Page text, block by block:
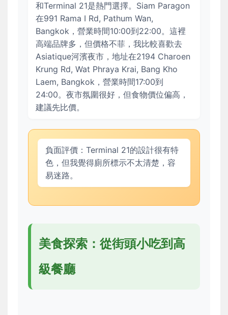
和Terminal 21是熱門選擇。Siam Paragon
在991 Rama I Rd, Pathum Wan,
Bangkok，營業時間10:00到22:00。這裡
高端品牌多，但價格不菲，我比較喜歡去
Asiatique河濱夜市，地址在2194 Charoen
Krung Rd, Wat Phraya Krai, Bang Kho
Laem, Bangkok，營業時間17:00到
24:00。夜市氛圍很好，但食物價位偏高，
建議先比價。
負面評價：Terminal 21的設計很有特
色，但我覺得廁所標示不太清楚，容
易迷路。
美食探索：從街頭小吃到高
級餐廳